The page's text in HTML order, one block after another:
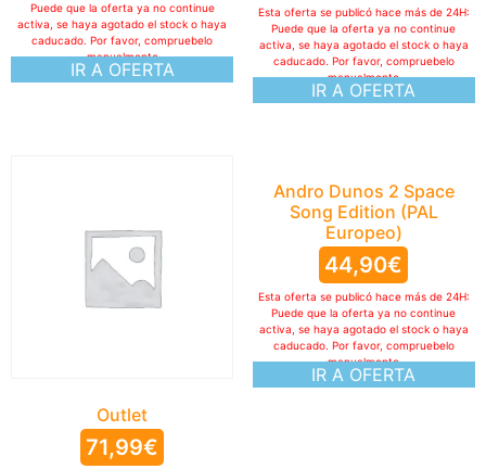
IR A OFERTA
Puede que la oferta ya no continue
activa, se haya agotado el stock o haya
caducado. Por favor, compruebelo
manualmente
IR A OFERTA
Esta oferta se publicó hace más de 24H:
Puede que la oferta ya no continue
activa, se haya agotado el stock o haya
caducado. Por favor, compruebelo
manualmente
Outlet
71,99€
Andro Dunos 2 Space
Song Edition (PAL
Europeo)
44,90€
IR A OFERTA
Esta oferta se publicó hace más de 24H:
Puede que la oferta ya no continue
activa, se haya agotado el stock o haya
caducado. Por favor, compruebelo
manualmente